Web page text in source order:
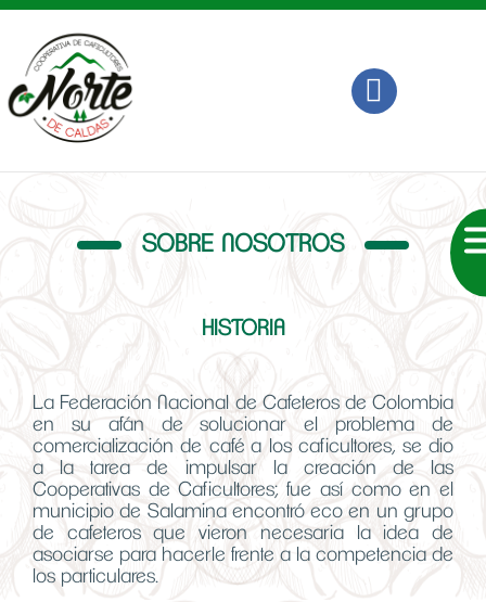
SOBRE NOSOTROS
HISTORIA
La Federación Nacional de Cafeteros de Colombia
en su afán de solucionar el problema de
comercialización de café a los caficultores, se dio
a la tarea de impulsar la creación de las
Cooperativas de Caficultores; fue así como en el
municipio de Salamina encontró eco en un grupo
de cafeteros que vieron necesaria la idea de
asociarse para hacerle frente a la competencia de
los particulares.